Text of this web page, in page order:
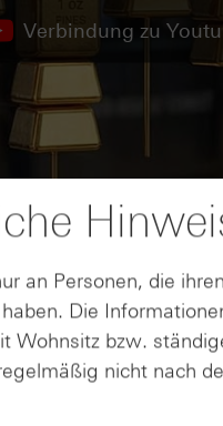
Verbindung zu
an Personen, die
Die
Wohnsitz bzw.
nicht nach